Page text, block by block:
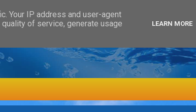
Your IP address and user-agent
of service, generate usage
LEARN MORE